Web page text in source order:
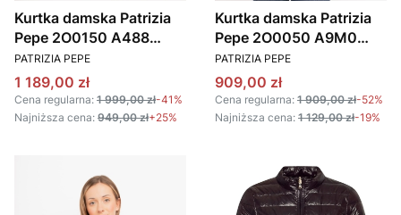
Kurtka damska Patrizia
Pepe 2O0150 A488
szary
PRODUCENT
PATRIZIA PEPE
Cena promocyjna
1 189,00 zł
Cena regularna: 1 999,00 zł-41%
Najniższa cena: 949,00 zł+25%
Kurtka damska Patrizia
Pepe 2O0050 A9M0
czarny
PRODUCENT
PATRIZIA PEPE
Cena promocyjna
909,00 zł
Cena regularna: 1 909,00 zł-52%
Najniższa cena: 1 129,00 zł-19%